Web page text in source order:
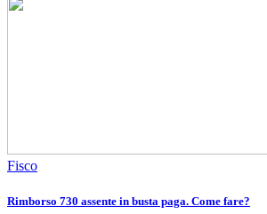
Fisco
Rimborso 730 assente in busta paga. Come fare?